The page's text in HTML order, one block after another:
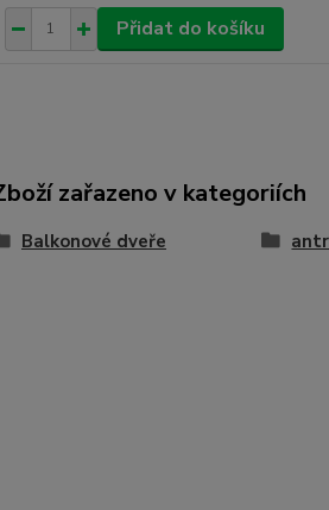
Přidat do košíku
zařazeno v kategoriích
Balkonové dveře